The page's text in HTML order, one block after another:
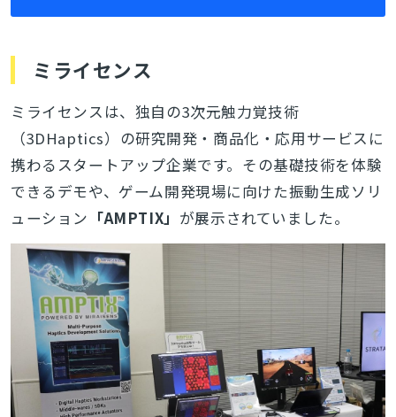
ミライセンス
ミライセンスは、独自の3次元触力覚技術
（3DHaptics）の研究開発・商品化・応用サービスに
携わるスタートアップ企業です。 その基礎技術を体験
できるデモや、ゲーム開発現場に向けた振動生成ソリ
ューション 「AMPTIX」 が展示されていました。
とじる